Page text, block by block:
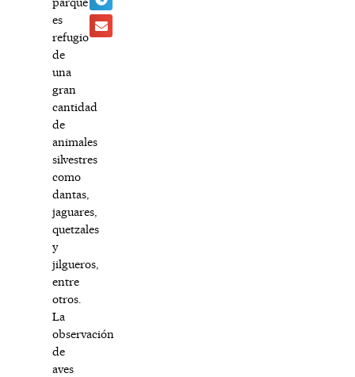
es
refugio
de
una
gran
cantidad
de
animales
silvestres
como
dantas,
jaguares,
quetzales
y
jilgueros,
entre
otros.
La
observación
de
aves